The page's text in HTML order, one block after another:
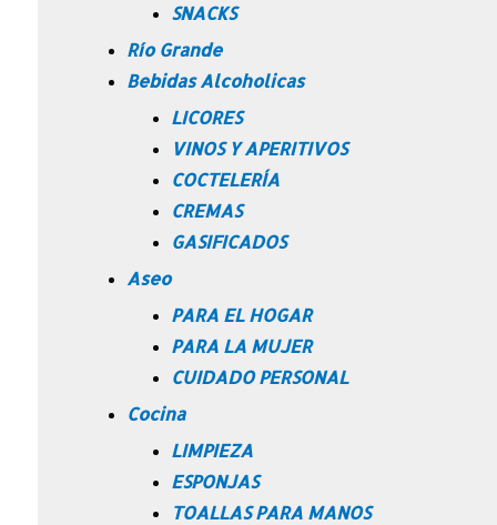
SNACKS
Río Grande
Bebidas Alcoholicas
LICORES
VINOS Y APERITIVOS
COCTELERÍA
CREMAS
GASIFICADOS
Aseo
PARA EL HOGAR
PARA LA MUJER
CUIDADO PERSONAL
Cocina
LIMPIEZA
ESPONJAS
TOALLAS PARA MANOS